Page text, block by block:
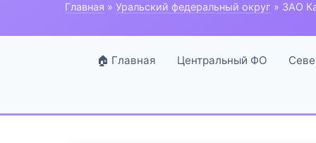
Главная » Уральский федеральный округ » ЗАО
🏠 Главная Центральный ФО